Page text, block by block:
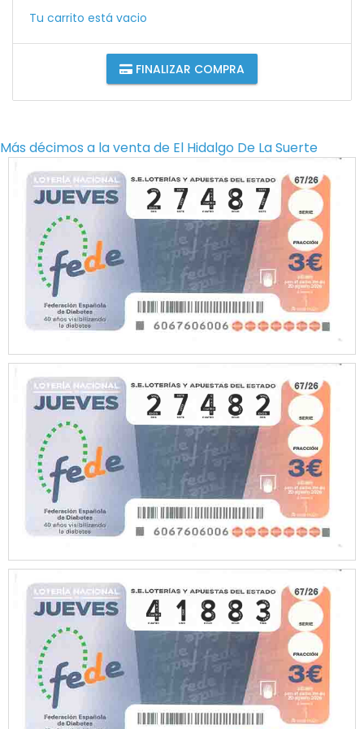
Tu carrito está vacio
FINALIZAR COMPRA
Más décimos a la venta de El Hidalgo De La Suerte